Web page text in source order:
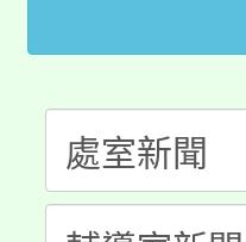
視費優
半價優
者。
大園自
份教師
淨零綠
會
115年